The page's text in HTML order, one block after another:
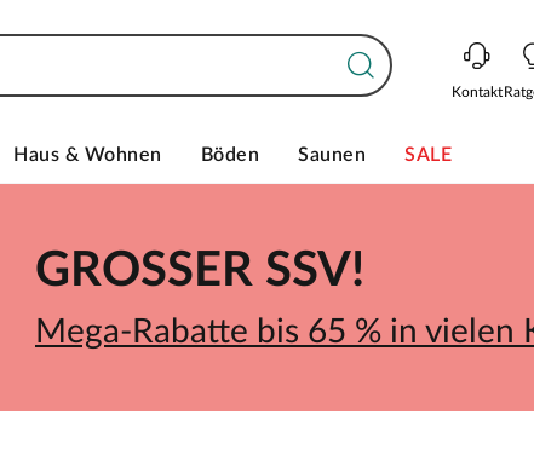
Kontakt
Haus & Wohnen Böden Saunen SALE
GROSSER SSV!
Mega-Rabatte bis 65 % in vielen